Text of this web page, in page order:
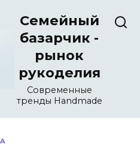
Семейный
базарчик -
рынок
рукоделия
Современные
тренды Handmade